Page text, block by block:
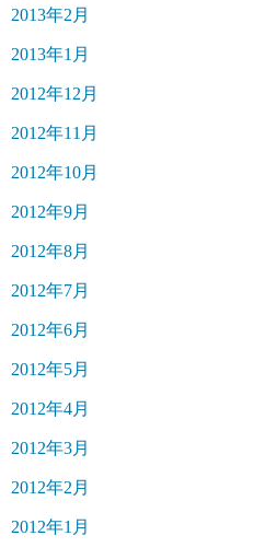
2013年2月
2013年1月
2012年12月
2012年11月
2012年10月
2012年9月
2012年8月
2012年7月
2012年6月
2012年5月
2012年4月
2012年3月
2012年2月
2012年1月